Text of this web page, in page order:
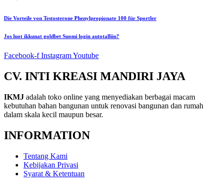
Die Vorteile von Testosterone Phenylpropionate 100 für Sportler
Jos luot ikkunat goldbet Suomi login autotalliin?
Facebook-f InstagramYoutube
CV. INTI KREASI MANDIRI JAYA
IKMJ adalah toko online yang menyediakan berbagai macam
kebutuhan bahan bangunan untuk renovasi bangunan dan rumah
dalam skala kecil maupun besar.
INFORMATION
Tentang Kami
Kebijakan Privasi
Syarat & Ketentuan